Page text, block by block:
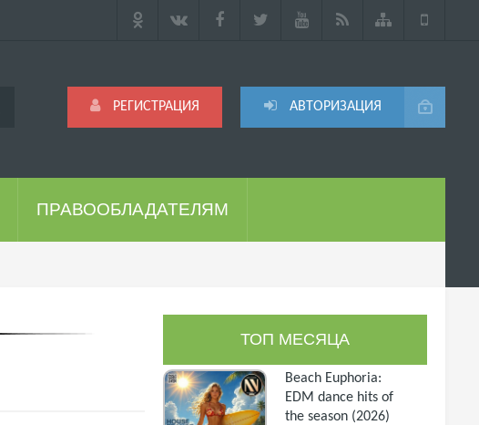
АВТОРИЗАЦИЯ
РЕГИСТРАЦИЯ
ПРАВООБЛАДАТЕЛЯМ
ТОП МЕСЯЦА
Beach Euphoria:
EDM dance hits of
the season (2026)